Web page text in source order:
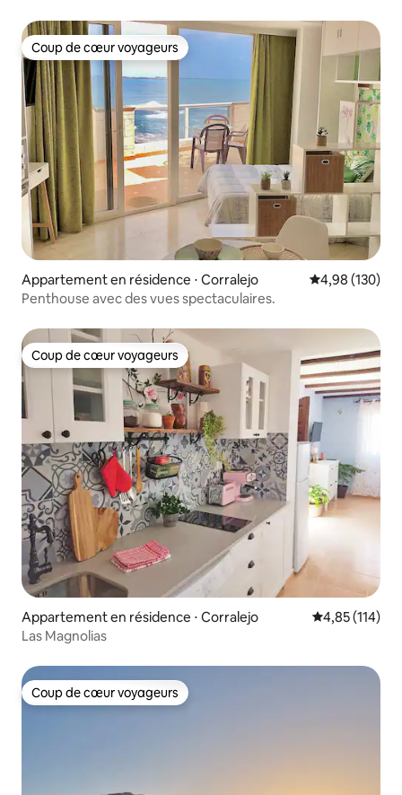
Coup de cœur voyageurs
Coup de cœur voyageurs
Appartement en résidence ⋅ Corralejo Évaluation
4,98 (130)
Penthouse avec des vues spectaculaires.
Coup de cœur voyageurs
Coup de cœur voyageurs
Appartement en résidence ⋅ Corralejo Évaluation
4,85 (114)
Las Magnolias
Coup de cœur voyageurs
Coup de cœur voyageurs